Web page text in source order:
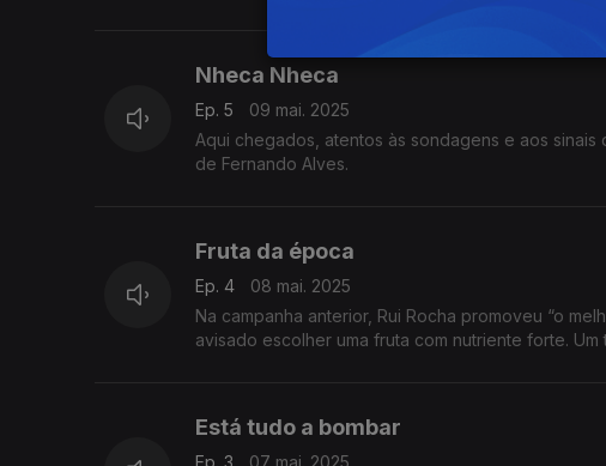
Nheca Nheca
Ep. 5
09 mai. 2025
Aqui chegados, atentos às sondagens e aos
de Fernando Alves.
Fruta da época
Ep. 4
08 mai. 2025
Na campanha anterior, Rui Rocha promoveu “o
avisado escolher uma fruta com nutriente forte.
Está tudo a bombar